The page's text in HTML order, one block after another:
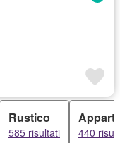
Rustico
585 risultati 440